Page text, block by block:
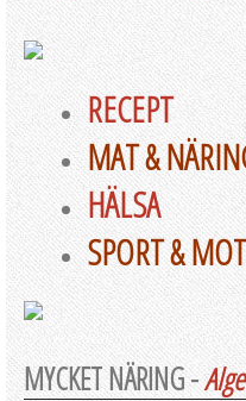
RECEPT
MAT &
HÄLSA
SPORT &
MYCKET NÄRING -